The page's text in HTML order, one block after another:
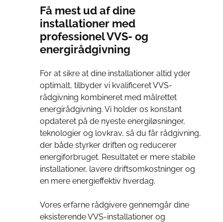
Få mest ud af dine
installationer med
professionel VVS- og
energirådgivning
For at sikre at dine installationer altid yder
optimalt, tilbyder vi kvalificeret VVS-
rådgivning kombineret med målrettet
energirådgivning. Vi holder os konstant
opdateret på de nyeste energiløsninger,
teknologier og lovkrav, så du får rådgivning,
der både styrker driften og reducerer
energiforbruget. Resultatet er mere stabile
installationer, lavere driftsomkostninger og
en mere energieffektiv hverdag.
Vores erfarne rådgivere gennemgår dine
eksisterende VVS-installationer og